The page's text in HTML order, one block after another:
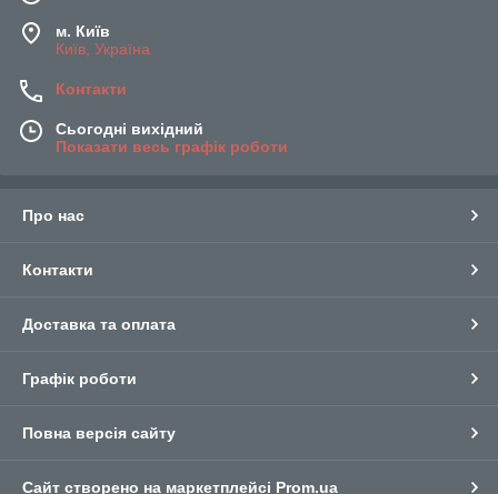
м. Київ
Київ, Україна
Контакти
Сьогодні вихідний
Показати весь графік роботи
Про нас
Контакти
Доставка та оплата
Графік роботи
Повна версія сайту
Сайт створено на маркетплейсі Prom.ua